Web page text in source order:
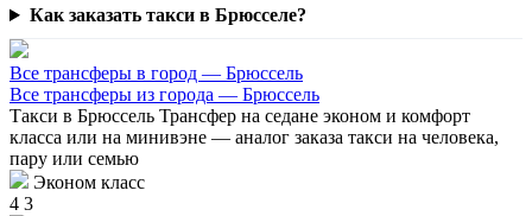
Как заказать такси в Брюсселе?
Все трансферы в город — Брюссель
Все трансферы из города — Брюссель
Такси в Брюссель Трансфер на седане эконом и комфорт
класса или на минивэне — аналог заказа такси на человека,
пару или семью
Эконом класс
4 3